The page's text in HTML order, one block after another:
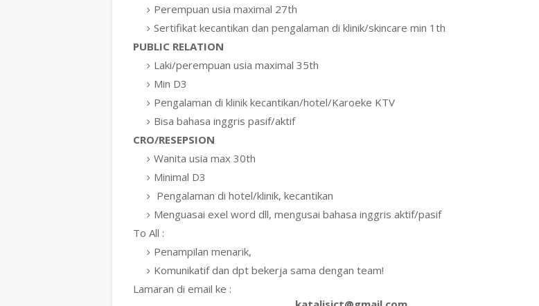
Perempuan usia maximal 27th
Sertifikat kecantikan dan pengalaman di klinik/skincare min 1th
PUBLIC RELATION
Laki/perempuan usia maximal 35th
Min D3
Pengalaman di klinik kecantikan/hotel/Karoeke KTV
Bisa bahasa inggris pasif/aktif
CRO/RESEPSION
Wanita usia max 30th
Minimal D3
Pengalaman di hotel/klinik, kecantikan
Menguasai exel word dll, mengusai bahasa inggris aktif/pasif
To All :
Penampilan menarik,
Komunikatif dan dpt bekerja sama dengan team!
Lamaran di email ke :